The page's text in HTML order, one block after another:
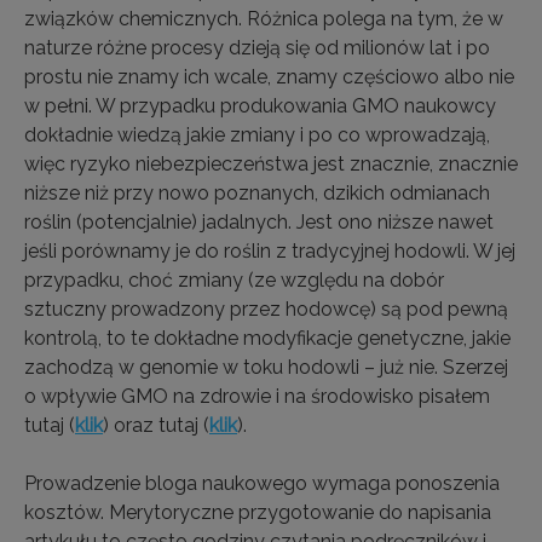
związków chemicznych. Różnica polega na tym, że w
naturze różne procesy dzieją się od milionów lat i po
prostu nie znamy ich wcale, znamy częściowo albo nie
w pełni. W przypadku produkowania GMO naukowcy
dokładnie wiedzą jakie zmiany i po co wprowadzają,
więc ryzyko niebezpieczeństwa jest znacznie, znacznie
niższe niż przy nowo poznanych, dzikich odmianach
roślin (potencjalnie) jadalnych. Jest ono niższe nawet
jeśli porównamy je do roślin z tradycyjnej hodowli. W jej
przypadku, choć zmiany (ze względu na dobór
sztuczny prowadzony przez hodowcę) są pod pewną
kontrolą, to te dokładne modyfikacje genetyczne, jakie
zachodzą w genomie w toku hodowli – już nie. Szerzej
o wpływie GMO na zdrowie i na środowisko pisałem
tutaj (klik) oraz tutaj (klik).
Prowadzenie bloga naukowego wymaga ponoszenia
kosztów. Merytoryczne przygotowanie do napisania